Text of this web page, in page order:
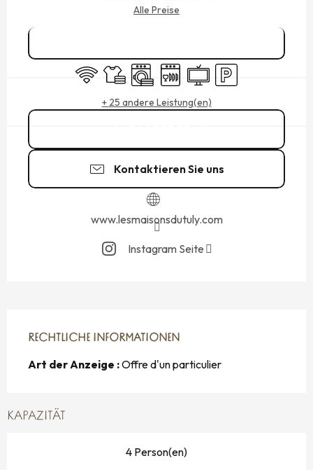
Alle Preise
Wi-Fi Bettwäsche und Laken
Waschmaschine
Geschirrspülmaschine
FernsehenParkplatz
+ 25 andere Leistung(en)
Kontaktieren Sie uns
www.lesmaisonsdutuly.com
Instagram Seite
RECHTLICHE INFORMATIONEN
RECHTLICHE INFORMATIONEN
Art der Anzeige :Offre d'un particulier
KAPAZITÄT
4 Person(en)